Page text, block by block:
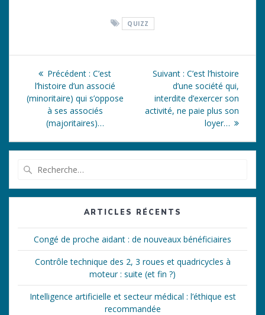
QUIZZ
Navigation
de
l’article
Précédent : Article
précédent
:
C’est
l’histoire d’un associé
(minoritaire) qui s’oppose
à ses associés
(majoritaires)…
Suivant : Article
suivant
C’est l’histoire
d’une société qui,
interdite d’exercer son
activité, ne paie plus son
loyer…
:
ARTICLES RÉCENTS
Congé de proche aidant : de nouveaux bénéficiaires
Contrôle technique des 2, 3 roues et quadricycles à
moteur : suite (et fin ?)
Intelligence artificielle et secteur médical : l’éthique est
recommandée